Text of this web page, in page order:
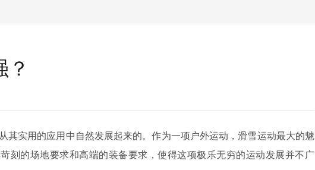
实用的应用中自然发展起来的。作为一项户外运动，滑雪运动最大的魅
刻的场地要求和高端的装备要求，使得这项极乐无穷的运动发展并不广